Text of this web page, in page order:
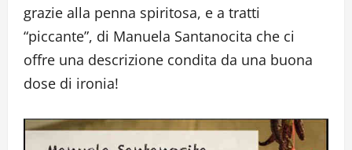
grazie alla penna spiritosa, e a tratti
“piccante”, di Manuela Santanocita che ci
offre una descrizione condita da una buona
dose di ironia!